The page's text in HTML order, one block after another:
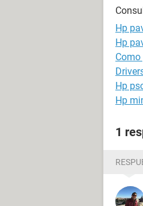
Hp
Hp
Hp
Hp
1